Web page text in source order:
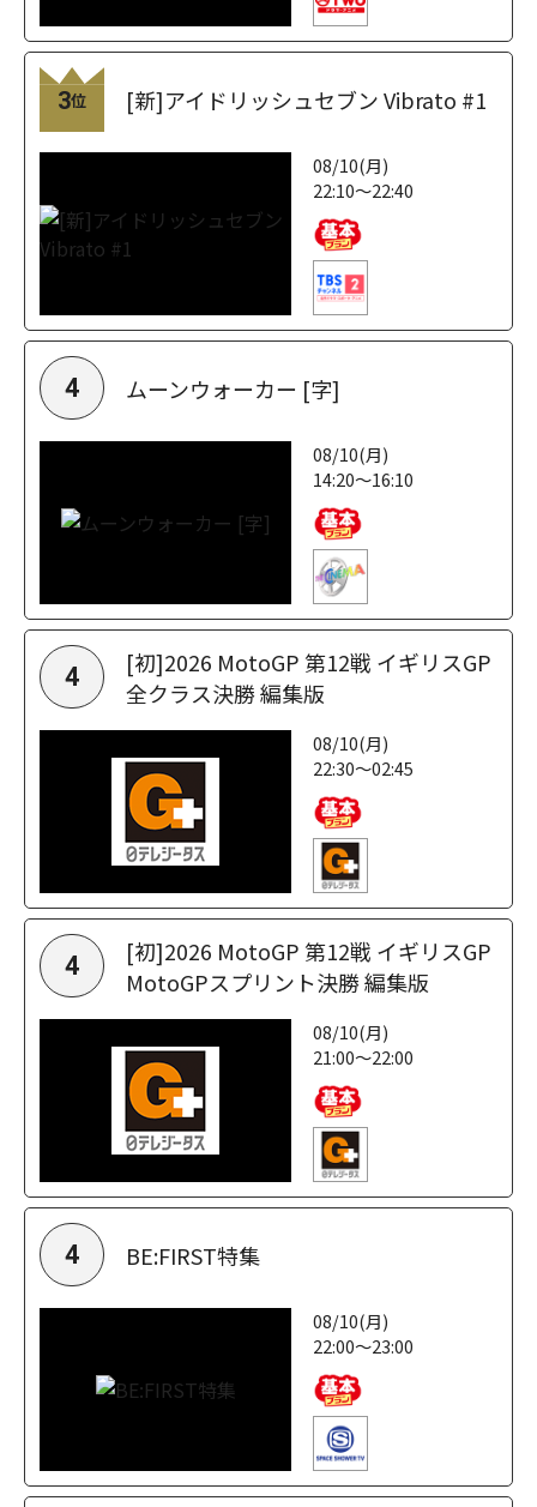
3位 [新]アイドリッシュセブン Vibrato #1
08/10(月)
22:10～22:40
4 ムーンウォーカー [字]
08/10(月)
14:20～16:10
4
[初]2026 MotoGP 第12戦 イギリスGP
全クラス決勝 編集版
08/10(月)
22:30～02:45
4
[初]2026 MotoGP 第12戦 イギリスGP
MotoGPスプリント決勝 編集版
08/10(月)
21:00～22:00
4 BE:FIRST特集
08/10(月)
22:00～23:00